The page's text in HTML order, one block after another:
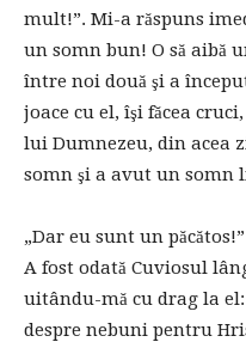
mult!”. Mi-a răspuns
un somn bun! O să aibă
între noi două şi a
joace cu el, îşi făcea
lui Dumnezeu, din acea
somn şi a avut un somn
„Dar eu sunt un păcătos!”
A fost odată Cuviosul
uitându-mă cu drag la
despre nebuni pentru